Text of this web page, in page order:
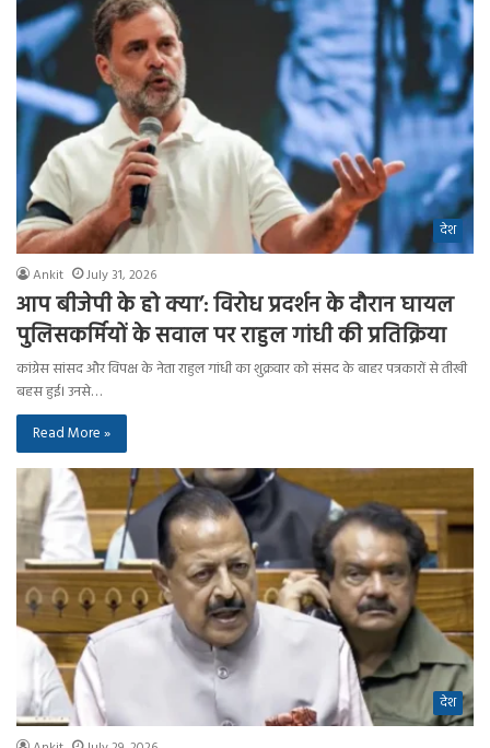
देश
Ankit July 31, 2026
आप बीजेपी के हो क्या’: विरोध प्रदर्शन के दौरान घायल
पुलिसकर्मियों के सवाल पर राहुल गांधी की प्रतिक्रिया
कांग्रेस सांसद और विपक्ष के नेता राहुल गांधी का शुक्रवार को संसद के बाहर पत्रकारों से तीखी
बहस हुई। उनसे…
Read More »
देश